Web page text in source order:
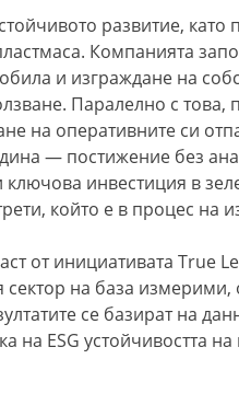
развитие, като
Компанията
и изграждане на
Паралелно с това,
на оперативните си
— постижение без
инвестиция в
който е в процес на
от инициативата True
на база измерими,
се базират на
на ESG устойчивостта